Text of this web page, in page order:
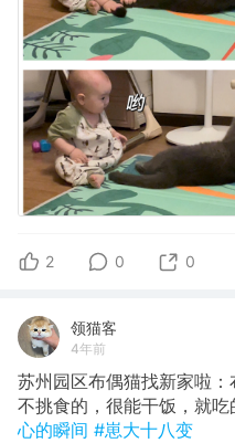
2 0 0
领猫客
4年前
苏州园区布偶猫找新家啦
不挑食的，很能干饭，就吃
心的瞬间 #崽大十八变